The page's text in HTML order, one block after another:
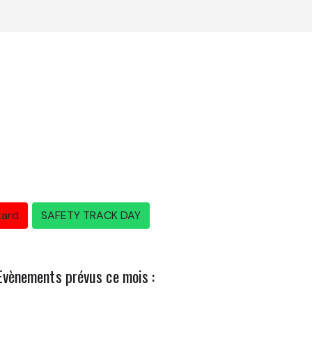
SAFETY TRACK DAY
prévus ce mois :